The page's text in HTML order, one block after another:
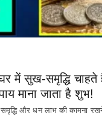
में सुख-समृद्धि
माना जाता है शुभ!
और धन लाभ की कामना